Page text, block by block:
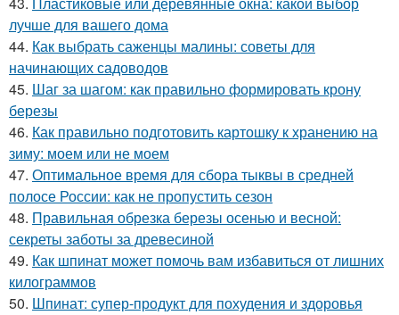
лучше для вашего дома
44. Как выбрать саженцы малины: советы для
начинающих садоводов
45. Шаг за шагом: как правильно формировать крону
березы
46. Как правильно подготовить картошку к хранению на
зиму: моем или не моем
47. Оптимальное время для сбора тыквы в средней
полосе России: как не пропустить сезон
48. Правильная обрезка березы осенью и весной:
секреты заботы за древесиной
49. Как шпинат может помочь вам избавиться от лишних
килограммов
50. Шпинат: супер-продукт для похудения и здоровья